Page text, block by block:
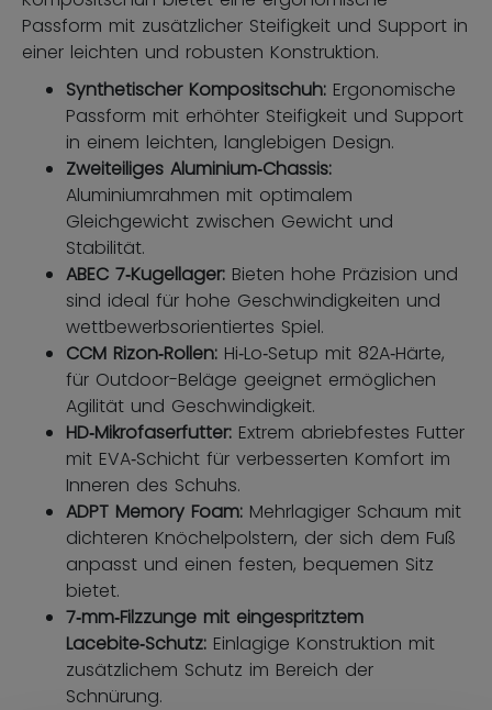
Passform mit zusätzlicher Steifigkeit und Support in
einer leichten und robusten Konstruktion.
Synthetischer Kompositschuh: Ergonomische
Passform mit erhöhter Steifigkeit und Support
in einem leichten, langlebigen Design.
Zweiteiliges Aluminium‑Chassis:
Aluminiumrahmen mit optimalem
Gleichgewicht zwischen Gewicht und
Stabilität.
ABEC 7‑Kugellager: Bieten hohe Präzision und
sind ideal für hohe Geschwindigkeiten und
wettbewerbsorientiertes Spiel.
CCM Rizon‑Rollen: Hi‑Lo‑Setup mit 82A‑Härte,
für Outdoor-Beläge geeignet ermöglichen
Agilität und Geschwindigkeit.
HD‑Mikrofaserfutter: Extrem abriebfestes Futter
mit EVA‑Schicht für verbesserten Komfort im
Inneren des Schuhs.
ADPT Memory Foam: Mehrlagiger Schaum mit
dichteren Knöchelpolstern, der sich dem Fuß
anpasst und einen festen, bequemen Sitz
bietet.
7‑mm‑Filzzunge mit eingespritztem
Lacebite‑Schutz: Einlagige Konstruktion mit
zusätzlichem Schutz im Bereich der
Schnürung.